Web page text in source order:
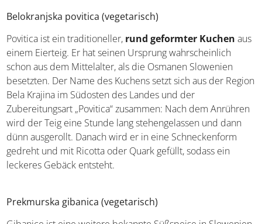
Belokranjska povitica (vegetarisch)
Povitica ist ein traditioneller, rund geformter Kuchen
aus einem Eierteig. Er hat seinen Ursprung
wahrscheinlich schon aus dem Mittelalter, als die
Osmanen Slowenien besetzten. Der Name des Kuchens
setzt sich aus der Region Bela Krajina im Südosten des
Landes und der Zubereitungsart „Povitica“ zusammen:
Nach dem Anrühren wird der Teig eine Stunde lang
stehengelassen und dann dünn ausgerollt. Danach wird
er in eine Schneckenform gedreht und mit Ricotta oder
Quark gefüllt, sodass ein leckeres Gebäck entsteht.
Prekmurska gibanica (vegetarisch)